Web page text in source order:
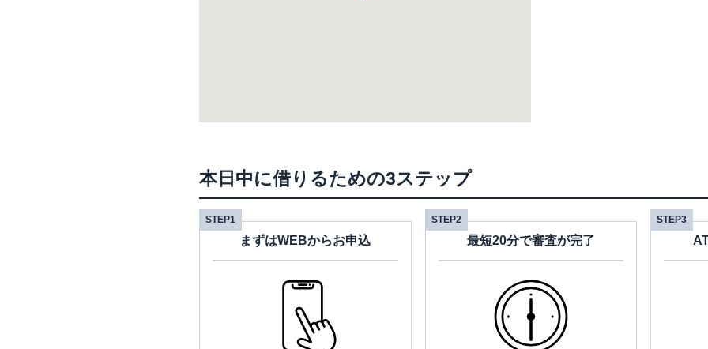
本日中に借りるための3ステップ
STEP1
まずはWEBからお申込
STEP2
最短20分で審査が完了
STEP3